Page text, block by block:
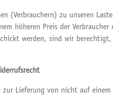
(Verbrauchern) zu unseren
höheren Preis der
werden, sind wir
Lieferung von nicht auf